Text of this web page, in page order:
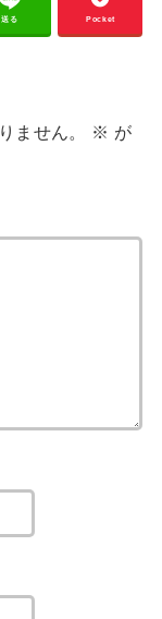
送る Pocket
ません。 ※ が